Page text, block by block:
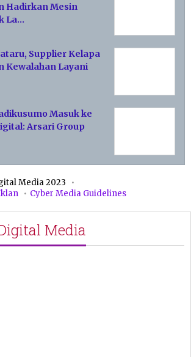
Hadirkan Mesin
La…
Supplier Kelapa
Kewalahan Layani
Masuk ke
Arsari Group
Media 2023
Cyber Media Guidelines
Media